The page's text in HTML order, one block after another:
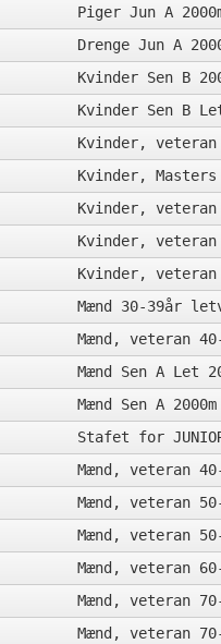
Piger Jun A
Drenge Jun A
Kvinder Sen B
Kvinder Sen B
Kvinder,
Kvinder, Masters
Kvinder,
Kvinder,
Kvinder,
Mænd 30-39år
Mænd, veteran
Mænd Sen A Let
Mænd Sen A 2000m
Stafet for
Mænd, veteran
Mænd, veteran
Mænd, veteran
Mænd, veteran
Mænd, veteran
Mænd, veteran